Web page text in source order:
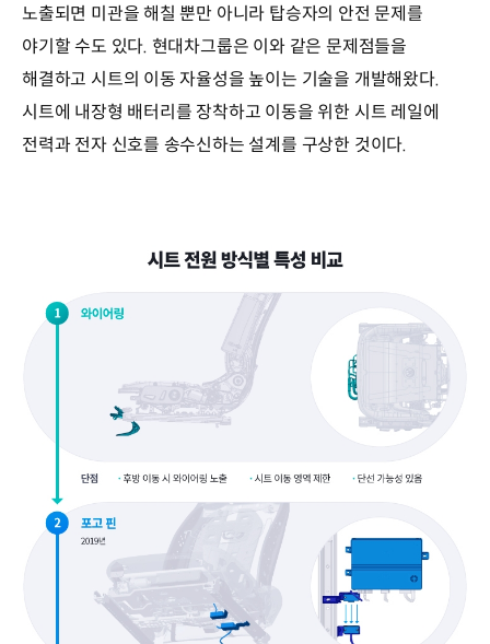
노출되면 미관을 해칠 뿐만 아니라 탑승자의 안전 문제를
야기할 수도 있다. 현대차그룹은 이와 같은 문제점들을
해결하고 시트의 이동 자율성을 높이는 기술을 개발해왔다.
시트에 내장형 배터리를 장착하고 이동을 위한 시트 레일에
전력과 전자 신호를 송수신하는 설계를 구상한 것이다.